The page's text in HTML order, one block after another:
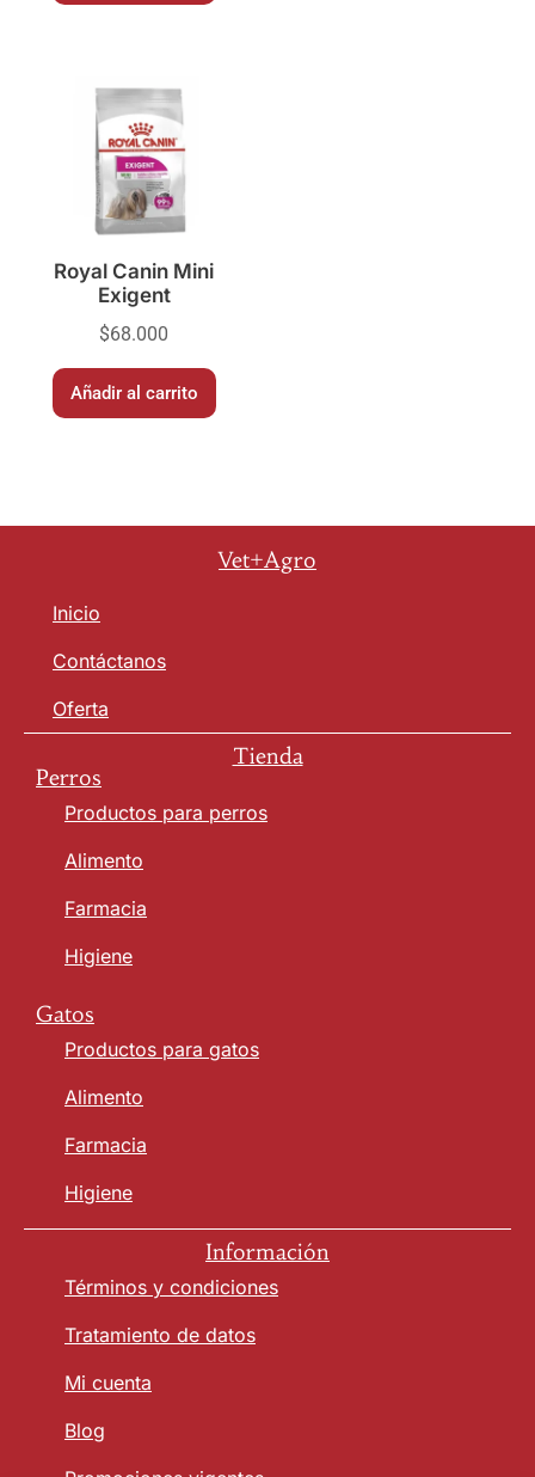
Royal Canin Mini
Exigent
$68.000
Añadir al carrito
Vet+Agro
Inicio
Contáctanos
Oferta
Tienda
Perros
Productos para perros
Alimento
Farmacia
Higiene
Gatos
Productos para gatos
Alimento
Farmacia
Higiene
Información
Términos y condiciones
Tratamiento de datos
Mi cuenta
Blog